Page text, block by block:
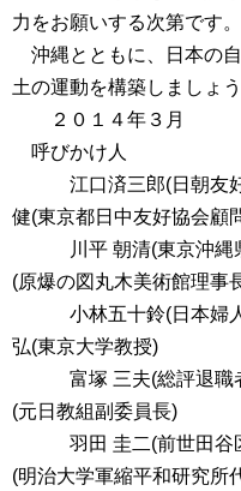
力をお願いする次第です。
沖縄とともに、日本の
土の運動を構築しましょう
２０１４年３月
呼びかけ人
江口済三郎(日朝友
健(東京都日中友好協会顧
川平 朝清(東京沖縄
(原爆の図丸木美術館理事
小林五十鈴(日本婦人
弘(東京大学教授)
富塚 三夫(総評
(元日教組副委員長)
羽田 圭二(前世田
(明治大学軍縮平和研究所